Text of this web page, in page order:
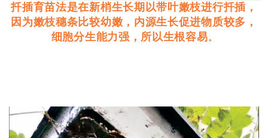
扦插育苗法是在新梢生长期以带叶嫩枝进行扦插，
因为嫩枝穗条比较幼嫩，内源生长促进物质较多，
细胞分生能力强，所以生根容易。